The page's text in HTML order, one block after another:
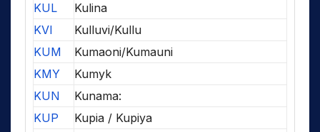
KUL
Kulina
KVI
Kulluvi/Kullu
KUM
Kumaoni/Kumauni
KMY
Kumyk
KUN
Kunama:
KUP
Kupia / Kupiya